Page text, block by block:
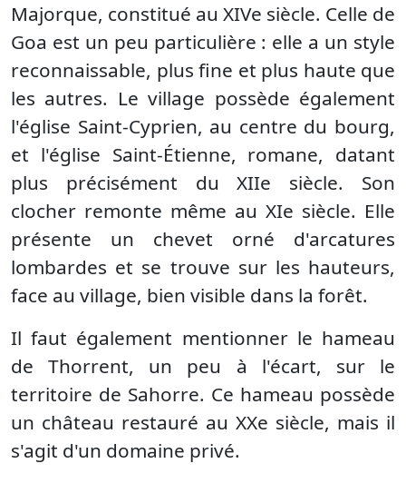
Majorque, constitué au XIVe siècle. Celle de
Goa est un peu particulière : elle a un style
reconnaissable, plus fine et plus haute que
les autres. Le village possède également
l'église Saint-Cyprien, au centre du bourg,
et l'église Saint-Étienne, romane, datant
plus précisément du XIIe siècle. Son
clocher remonte même au XIe siècle. Elle
présente un chevet orné d'arcatures
lombardes et se trouve sur les hauteurs,
face au village, bien visible dans la forêt.
Il faut également mentionner le hameau
de Thorrent, un peu à l'écart, sur le
territoire de Sahorre. Ce hameau possède
un château restauré au XXe siècle, mais il
s'agit d'un domaine privé.